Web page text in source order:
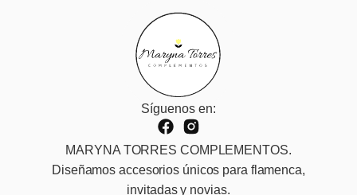
Síguenos en:
MARYNA TORRES COMPLEMENTOS.
Diseñamos accesorios únicos para flamenca,
invitadas y novias.